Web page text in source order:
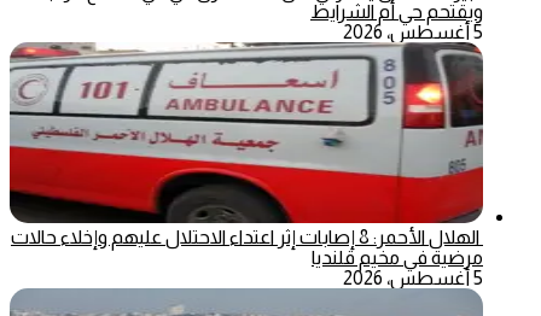
ويقتحم حي أم الشرايط
5 أغسطس، 2026
الهلال الأحمر: 8 إصابات إثر اعتداء الاحتلال عليهم وإخلاء حالات
مرضية في مخيم قلنديا
5 أغسطس، 2026